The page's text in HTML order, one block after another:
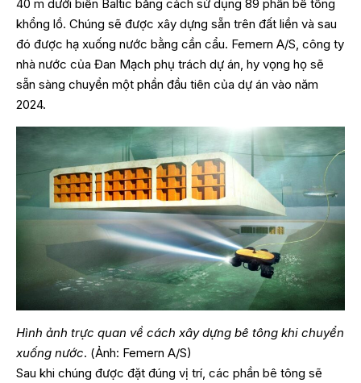
40 m dưới biển Baltic bằng cách sử dụng 89 phần bê tông
khổng lồ. Chúng sẽ được xây dựng sẵn trên đất liền và sau
đó được hạ xuống nước bằng cần cẩu. Femern A/S, công ty
nhà nước của Đan Mạch phụ trách dự án, hy vọng họ sẽ
sẵn sàng chuyển một phần đầu tiên của dự án vào năm
2024.
Hình ảnh trực quan về cách xây dựng bê tông khi chuyển
xuống nước. (Ảnh: Femern A/S)
Sau khi chúng được đặt đúng vị trí, các phần bê tông sẽ